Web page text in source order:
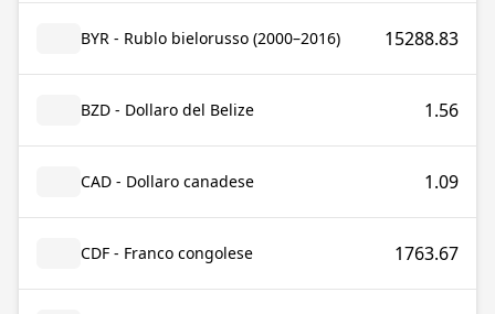
BYR - Rublo bielorusso (2000–2016) 15288.83
BZD - Dollaro del Belize 1.56
CAD - Dollaro canadese 1.09
CDF - Franco congolese 1763.67